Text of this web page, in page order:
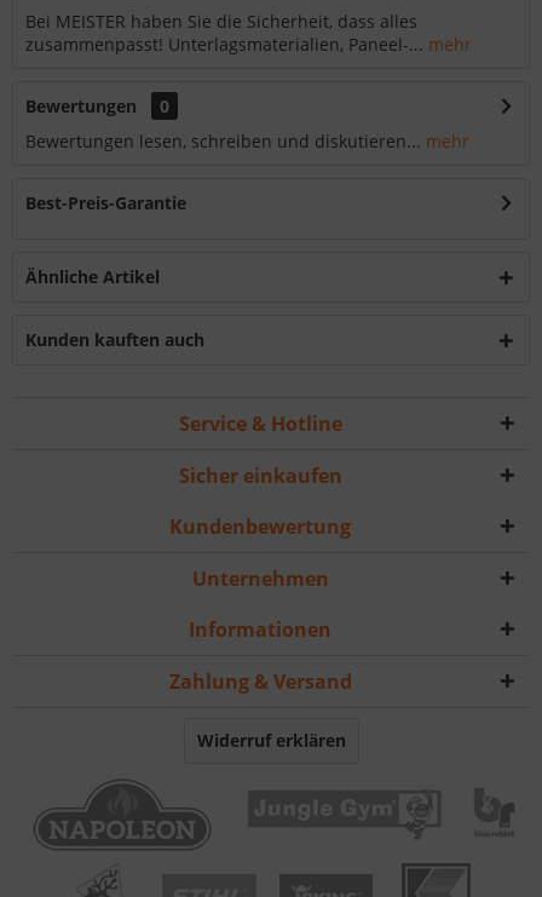
Bei MEISTER haben Sie die Sicherheit, dass alles
zusammenpasst! Unterlagsmaterialien, Paneel-... mehr
Bewertungen
0
Bewertungen lesen, schreiben und diskutieren... mehr
Best-Preis-Garantie
Ähnliche Artikel
Kunden kauften auch
Service & Hotline
Sicher einkaufen
Kundenbewertung
Unternehmen
Informationen
Zahlung & Versand
Widerruf erklären